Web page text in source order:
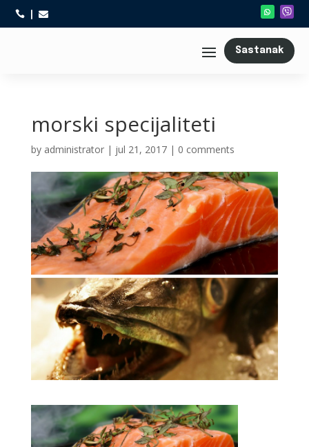
 
Sastanak
morski specijaliteti
by administrator| jul 21, 2017| 0 comments